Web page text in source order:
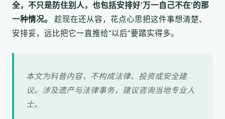
全，不只是防住别人，也包括安排好‘万一自己不在’的那
一种情况。
趁现在还从容，花点心思把这件事想清楚、
安排妥，远比把它一直推给“以后”要踏实得多。
本文为科普内容，不构成法律、投资或安全建
议。涉及遗产与法律事务，建议咨询当地专业人
士。